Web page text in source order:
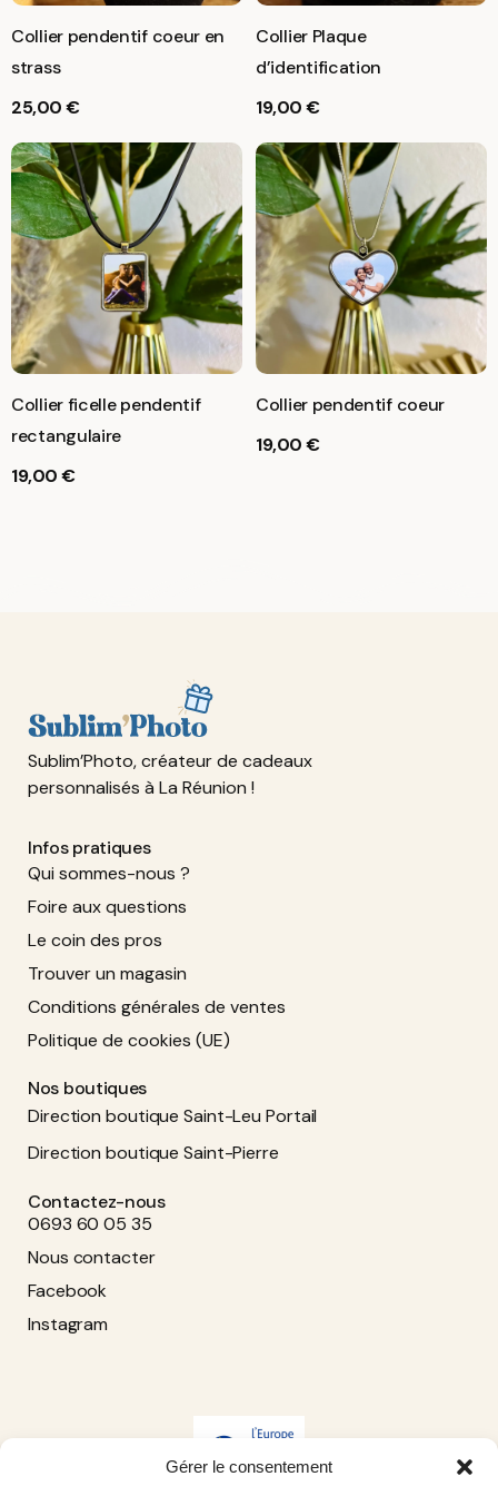
Gérer le consentement
Collier pendentif coeur en
strass
25,00€
Collier Plaque
d’identification
19,00€
Collier ficelle pendentif
rectangulaire
19,00€
Collier pendentif coeur
19,00€
Sublim’Photo, créateur de cadeaux
personnalisés à La Réunion !
Infos pratiques
Qui sommes-nous ?
Foire aux questions
Le coin des pros
Trouver un magasin
Conditions générales de ventes
Politique de cookies (UE)
Nos boutiques
Direction boutique Saint-Leu Portail
Direction boutique Saint-Pierre
Contactez-nous
0693 60 05 35
Nous contacter
Facebook
Instagram